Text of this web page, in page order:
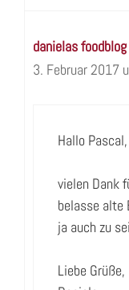
danielas foodblog
3. Februar 2017
Hallo Pascal,
vielen Dank
belasse alte
ja auch zu
Liebe Grüße,